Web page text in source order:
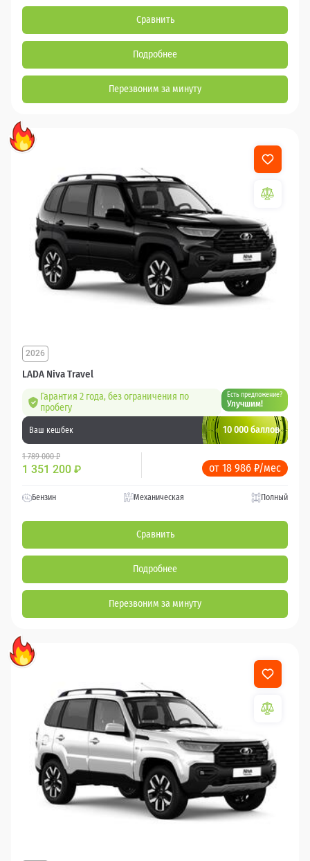
Сравнить
Подробнее
Перезвоним за минуту
LADA Niva Travel
2026
Гарантия 2 года, без ограничения по
пробегу
Есть предложение?
Улучшим!
Ваш кешбек 10 000 баллов
1 789 000 ₽
1 351 200 ₽ от 18 986 ₽/мес
Бензин Механическая Полный
Сравнить
Подробнее
Перезвоним за минуту